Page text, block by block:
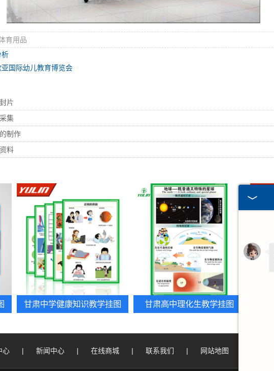
育用品
析
国际幼儿教育博览会
片
集
制作
料
甘肃中学健康知识教学挂图 甘肃高中理化生教学挂图
心 | 新闻中心 | 在线商城 | 联系我们 | 网站地图